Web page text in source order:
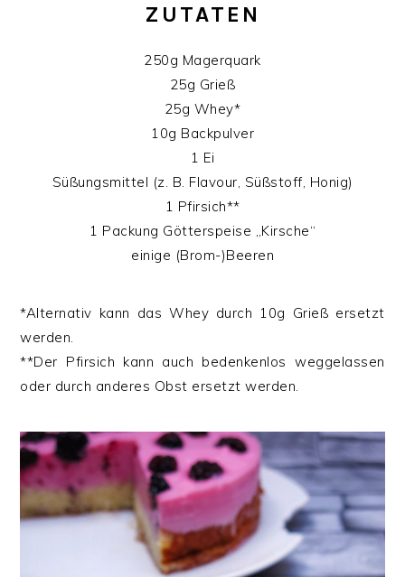
ZUTATEN
250g Magerquark
25g Grieß
25g Whey*
10g Backpulver
1 Ei
Süßungsmittel (z. B. Flavour, Süßstoff, Honig)
1 Pfirsich**
1 Packung Götterspeise „Kirsche“
einige (Brom-)Beeren
*Alternativ kann das Whey durch 10g Grieß ersetzt
werden.
**Der Pfirsich kann auch bedenkenlos weggelassen
oder durch anderes Obst ersetzt werden.